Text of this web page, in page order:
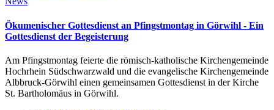
Ökumenischer Gottesdienst an Pfingstmontag in Görwihl - Ein
Gottesdienst der Begeisterung
Am Pfingstmontag feierte die römisch-katholische Kirchengemeinde
Hochrhein Südschwarzwald und die evangelische Kirchengemeinde
Albbruck-Görwihl einen gemeinsamen Gottesdienst in der Kirche
St. Bartholomäus in Görwihl.